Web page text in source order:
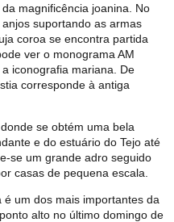
magnificência joanina. No
suportando as armas
coroa se encontra partida
ver o monograma AM
iconografia mariana. De
corresponde à antiga
se obtém uma bela
e do estuário do Tejo até
se um grande adro seguido
casas de pequena escala.
um dos mais importantes da
alto no último domingo de